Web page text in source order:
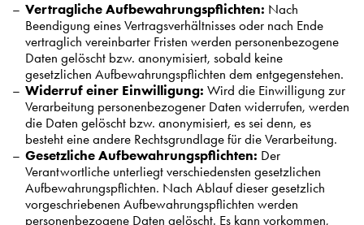
Vertragliche Aufbewahrungspflichten: Nach
Beendigung eines Vertragsverhältnisses oder nach Ende
vertraglich vereinbarter Fristen werden personenbezogene
Daten gelöscht bzw. anonymisiert, sobald keine
gesetzlichen Aufbewahrungspflichten dem entgegenstehen.
Widerruf einer Einwilligung: Wird die Einwilligung zur
Verarbeitung personenbezogener Daten widerrufen, werden
die Daten gelöscht bzw. anonymisiert, es sei denn, es
besteht eine andere Rechtsgrundlage für die Verarbeitung.
Gesetzliche Aufbewahrungspflichten: Der
Verantwortliche unterliegt verschiedensten gesetzlichen
Aufbewahrungspflichten. Nach Ablauf dieser gesetzlich
vorgeschriebenen Aufbewahrungspflichten werden
personenbezogene Daten gelöscht. Es kann vorkommen,